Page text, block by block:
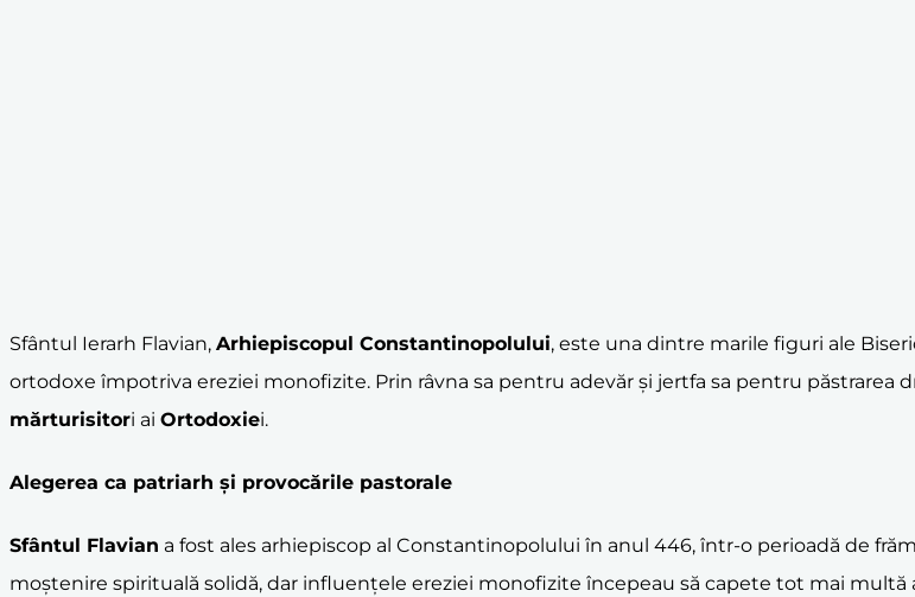
Sfântul Ierarh Flavian, Arhiepiscopul Constantinopolului, este una dintre marile figuri ale
ortodoxe împotriva ereziei monofizite. Prin râvna sa pentru adevăr și jertfa sa pentru păstrarea
mărturisitori ai Ortodoxiei.
Alegerea ca patriarh și provocările pastorale
Sfântul Flavian a fost ales arhiepiscop al Constantinopolului în anul 446, într-o perioadă de
moștenire spirituală solidă, dar influențele ereziei monofizite începeau să capete tot mai